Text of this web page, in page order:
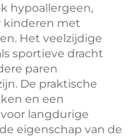
hypoallergeen,
kinderen met
Het veelzijdige
sportieve dracht
paren
De praktische
en een
langdurige
eigenschap van de